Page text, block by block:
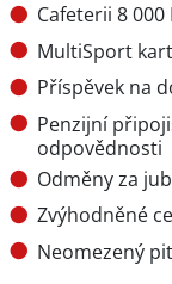
Cafeterii 8 000
MultiSport
Příspěvek na
Penzijní
odpovědnosti
Odměny za
Zvýhodněné
Neomezený